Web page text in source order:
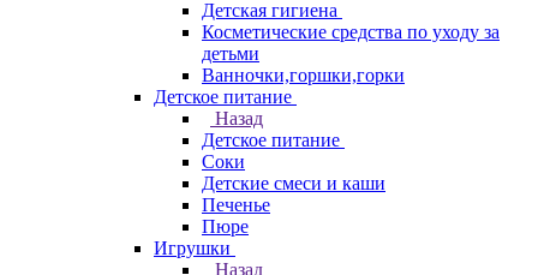
Детская гигиена
Косметические средства по уходу за
детьми
Ванночки,горшки,горки
Детское питание
Назад
Детское питание
Соки
Детские смеси и каши
Печенье
Пюре
Игрушки
Назад